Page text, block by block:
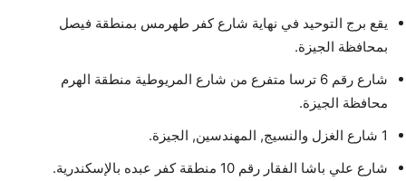
يقع برج التوحيد في نهاية شارع كفر طهرمس بمنطقة فيصل
بمحافظة الجيزة.
شارع رقم 6 ترسا متفرع من شارع المريوطية منطقة الهرم
محافظة الجيزة.
1 شارع الغزل والنسيج, المهندسين, الجيزة.
شارع علي باشا الفقار رقم 10 منطقة كفر عبده بالإسكندرية.